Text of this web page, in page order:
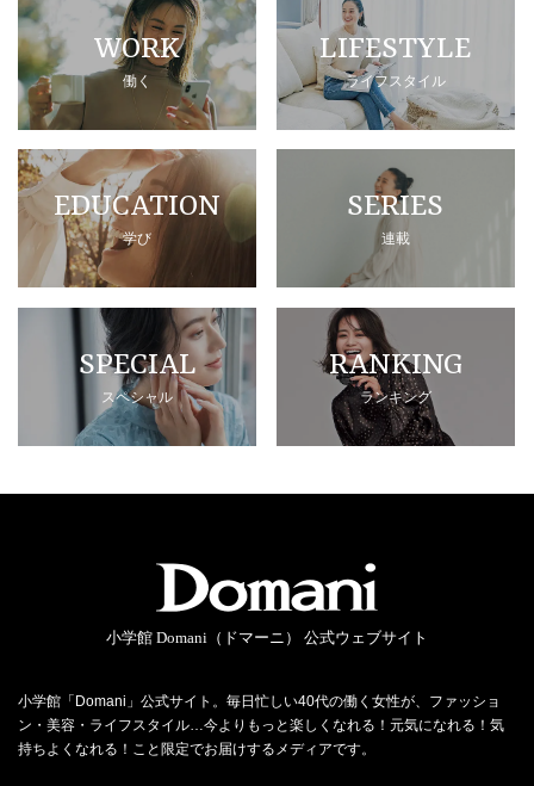
WORK
働く
LIFESTYLE
ライフスタイル
EDUCATION
学び
SERIES
連載
SPECIAL
スペシャル
RANKING
ランキング
小学館 Domani（ドマーニ） 公式ウェブサイト
小学館「Domani」公式サイト。毎日忙しい40代の働く女性が、ファッショ
ン・美容・ライフスタイル…今よりもっと楽しくなれる！元気になれる！気
持ちよくなれる！こと限定でお届けするメディアです。